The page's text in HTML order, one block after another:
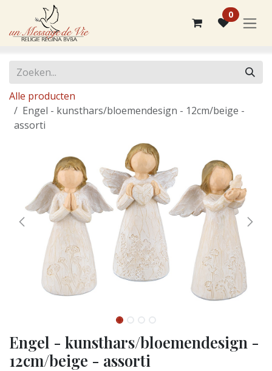
Overslaan naar inhoud
0
Alle producten
Engel - kunsthars/bloemendesign - 12cm/beige -
assorti
Engel - kunsthars/bloemendesign -
12cm/beige - assorti